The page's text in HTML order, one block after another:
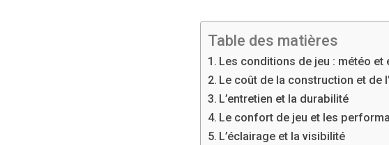
Table des matières
Les conditions de jeu : météo et
Le coût de la construction et de
L’entretien et la durabilité
Le confort de jeu et les
L’éclairage et la visibilité